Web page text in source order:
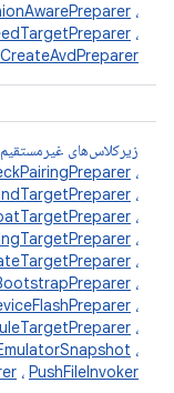
،
،
CreateAvdPreparer
زیرکلاس‌های
،
،
،
،
،
،
،
،
،
، PushFileInvoker